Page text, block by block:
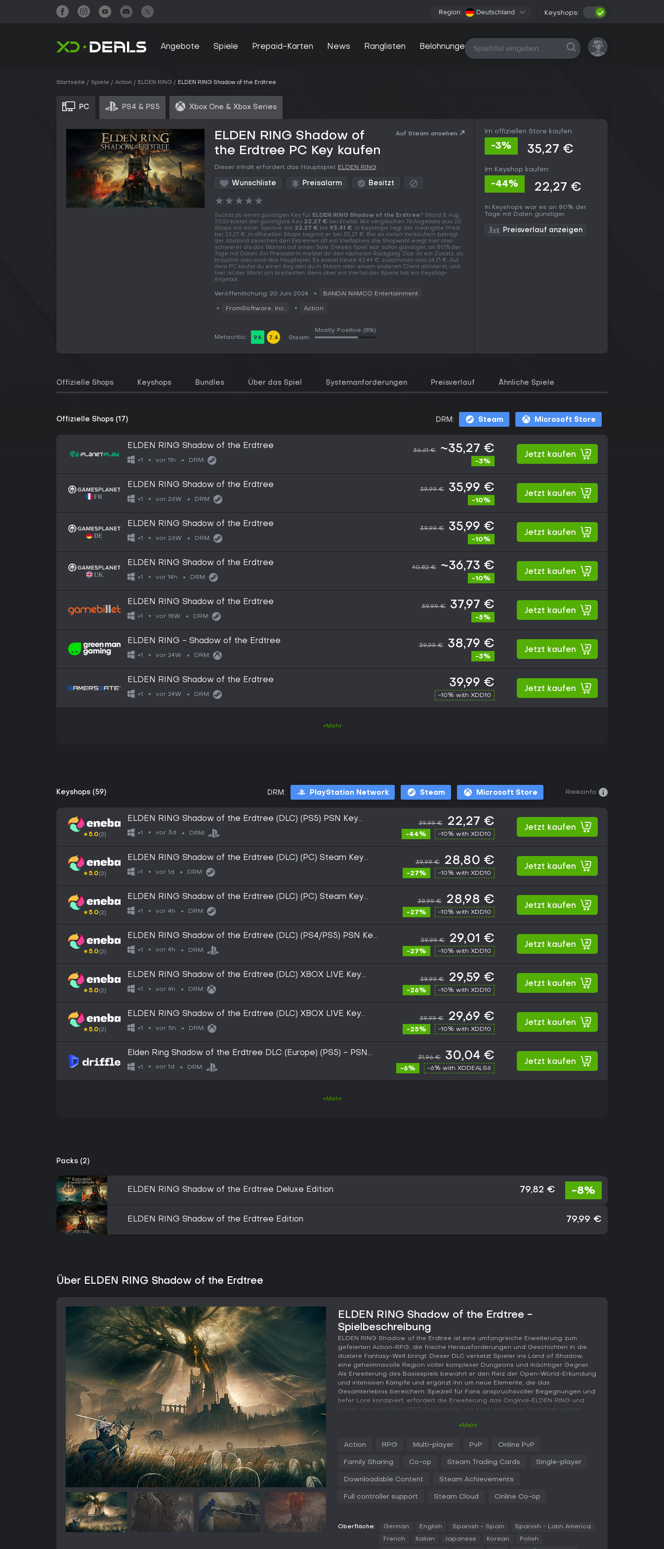
Region: Deutschland Keyshops:
Angebote Spiele Prepaid-Karten News Ranglisten Belohnungen Alle Plattformen
Startseite Spiele Action ELDEN RING ELDEN RING Shadow of the Erdtree
PC PS4 & PS5 Xbox One & Xbox Series
ELDEN RING Shadow of
the Erdtree PC Key kaufen
Auf Steam ansehen
Dieser Inhalt erfordert das Hauptspiel: ELDEN RING
Wunschliste Preisalarm Besitzt
★★★★★
Suchst du einen günstigen Key für ELDEN RING Shadow of the Erdtree? Stand 8 Aug.
2026 kostet der günstigste Key 22,27 € bei Eneba. Wir vergleichen 76 Angebote aus 20
Shops mit einer Spanne von 22,27 € bis 93,41 €. In Keyshops liegt der niedrigste Preis
bei 22,27 €, in offiziellen Shops beginnt er bei 35,27 €. Bei so vielen Verkäufern beträgt
der Abstand zwischen den Extremen oft ein Vielfaches, die Shopwahl wiegt hier also
schwerer als das Warten auf einen Sale. Dieses Spiel war schon günstiger, an 80% der
Tage mit Daten. Ein Preisalarm meldet dir den nächsten Rückgang. Das ist ein Zusatz, du
brauchst also auch das Hauptspiel. Es kostet heute 42,44 €, zusammen also 64,71 €. Auf
dem PC kaufst du einen Key, den du in Steam oder einem anderen Client aktivierst, und
hier ist der Markt am breitesten, denn über ein Viertel der Spiele hat ein Keyshop-
Angebot.
Veröffentlichung: 20 Juni 2024 BANDAI NAMCO Entertainment
FromSoftware, Inc. Action
Metacritic: 94 7.4 Steam:
Mostly Positive (81k)
Im offiziellen Store kaufen:
-3% 35,27 €
Im Keyshop kaufen:
-44% 22,27 €
In Keyshops war es an 80% der
Tage mit Daten günstiger.
Preisverlauf anzeigen
Offizielle Shops Keyshops Bundles Über das Spiel Systemanforderungen Preisverlauf Ähnliche Spiele
Offizielle Shops (17) DRM: Steam Microsoft Store
ELDEN RING Shadow of the Erdtree
+1 vor 11h DRM:
36,61 € ~35,27 €
-3%
Jetzt kaufen
ELDEN RING Shadow of the Erdtree
+1 vor 26W DRM:
39,99 € 35,99 €
-10%
Jetzt kaufen
ELDEN RING Shadow of the Erdtree
+1 vor 26W DRM:
39,99 € 35,99 €
-10%
Jetzt kaufen
ELDEN RING Shadow of the Erdtree
+1 vor 14h DRM:
40,82 € ~36,73 €
-10%
Jetzt kaufen
ELDEN RING Shadow of the Erdtree
+1 vor 18W DRM:
39,99 € 37,97 €
-5%
Jetzt kaufen
ELDEN RING - Shadow of the Erdtree
+1 vor 24W DRM:
39,99 € 38,79 €
-3%
Jetzt kaufen
ELDEN RING Shadow of the Erdtree
+1 vor 24W DRM:
39,99 €
-10% with XDD10
Jetzt kaufen
+Mehr
Keyshops (59) DRM: PlayStation Network Steam Microsoft Store Risikoinfo:
★5.0(2)
ELDEN RING Shadow of the Erdtree (DLC) (PS5) PSN Key
EUROPE
+1 vor 3d DRM:
39,99 € 22,27 €
-44% -10% with XDD10
Jetzt kaufen
★5.0(2)
ELDEN RING Shadow of the Erdtree (DLC) (PC) Steam Key
EUROPE
+1 vor 1d DRM:
39,99 € 28,80 €
-27% -10% with XDD10
Jetzt kaufen
★5.0(2)
ELDEN RING Shadow of the Erdtree (DLC) (PC) Steam Key
EMEA
+1 vor 4h DRM:
39,99 € 28,98 €
-27% -10% with XDD10
Jetzt kaufen
★5.0(2)
ELDEN RING Shadow of the Erdtree (DLC) (PS4/PS5) PSN Key
EUROPE
+1 vor 4h DRM:
39,99 € 29,01 €
-27% -10% with XDD10
Jetzt kaufen
★5.0(2)
ELDEN RING Shadow of the Erdtree (DLC) XBOX LIVE Key
EUROPE
+1 vor 4h DRM:
39,99 € 29,59 €
-26% -10% with XDD10
Jetzt kaufen
★5.0(2)
ELDEN RING Shadow of the Erdtree (DLC) XBOX LIVE Key
GLOBAL
+1 vor 5h DRM:
39,99 € 29,69 €
-25% -10% with XDD10
Jetzt kaufen
Elden Ring Shadow of the Erdtree DLC (Europe) (PS5) - PSN
- Digital Key
+1 vor 1d DRM:
31,96 € 30,04 €
-6% -6% with XDDEALS6
Jetzt kaufen
+Mehr
Packs (2)
ELDEN RING Shadow of the Erdtree Deluxe Edition 79,82 € -8%
ELDEN RING Shadow of the Erdtree Edition 79,99 €
Über ELDEN RING Shadow of the Erdtree
ELDEN RING Shadow of the Erdtree -
Spielbeschreibung
ELDEN RING Shadow of the Erdtree ist eine umfangreiche Erweiterung zum
gefeierten Action-RPG, die frische Herausforderungen und Geschichten in die
düstere Fantasy-Welt bringt. Dieser DLC versetzt Spieler ins Land of Shadow,
eine geheimnisvolle Region voller komplexer Dungeons und mächtiger Gegner.
Als Erweiterung des Basisspiels bewahrt er den Reiz der Open-World-Erkundung
und intensiven Kämpfe und ergänzt ihn um neue Elemente, die das
Gesamterlebnis bereichern. Speziell für Fans anspruchsvoller Begegnungen und
tiefer Lore konzipiert, erfordert die Erweiterung das Original-ELDEN RING und
richtet sich an Action-RPG-Begeisterte, die nach massivem Neuinhalt suchen.
Person-Action-Kämpfe, bei denen präzises Timing von Ausweichmanövern,
durchstreifen eine ausgedehnte Open World und sammeln Gegenstände wie
Angriffskraft und Schadensresistenz im Land of Shadow und motivieren zu
gründlicher Erkundung versteckter Orte und kniffliger Stellen.
zu wuchtigen Greatswords, jede mit eigenen Movesets und Affinitäten. Der DLC
erweitert das Arsenal um neue Waffentypen wie Nahkampf-Handtechniken und
+Mehr
Action RPG Multi-player PvP Online PvP
Family Sharing Co-op Steam Trading Cards Single-player
Downloadable Content Steam Achievements
Full controller support Steam Cloud Online Co-op
Oberfläche: German English Spanish - Spain Spanish - Latin America
French Italian Japanese Korean Polish